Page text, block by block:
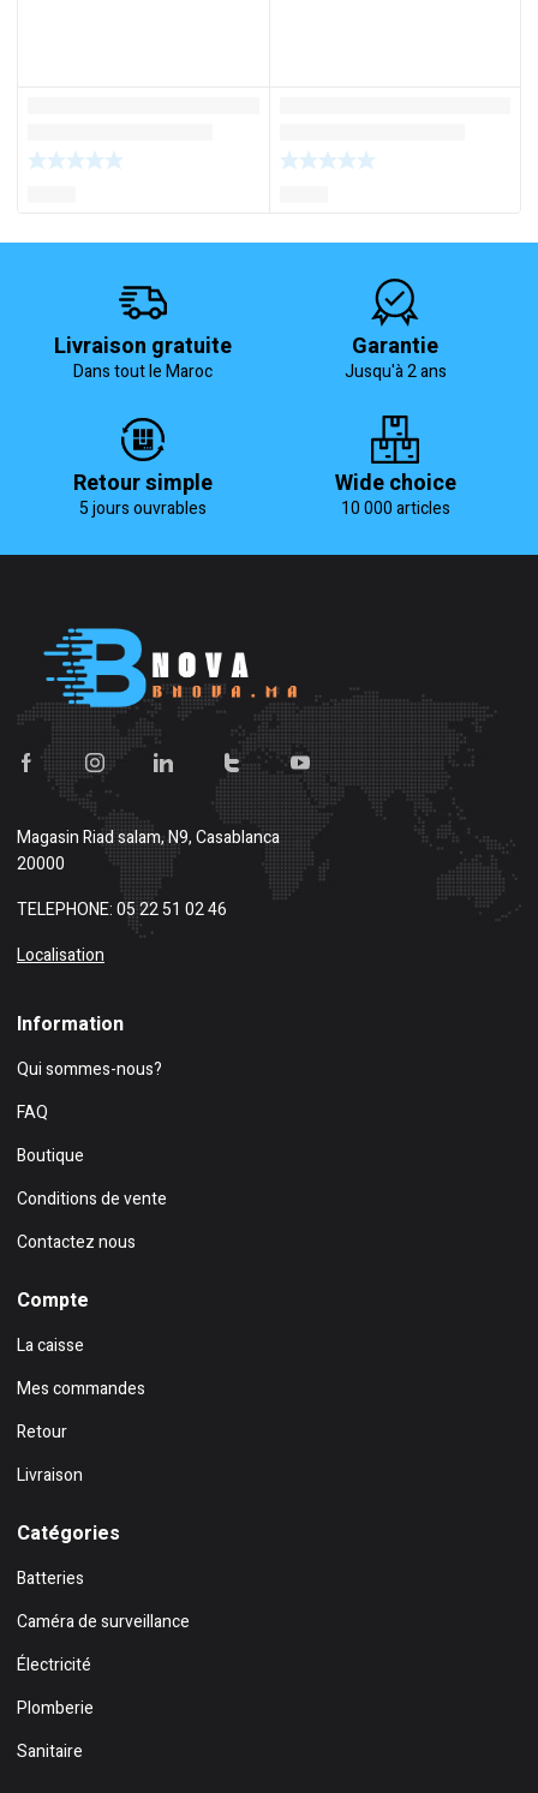
Livraison gratuite
Dans tout le Maroc
Garantie
Jusqu'à 2 ans
Retour simple
5 jours ouvrables
Wide choice
10 000 articles
MagasinRiad salam, N9, Casablanca
20000
TELEPHONE: 05 22 51 02 46
Localisation
Information
Qui sommes-nous?
FAQ
Boutique
Conditions de vente
Contactez nous
Compte
La caisse
Mes commandes
Retour
Livraison
Catégories
Batteries
Caméra de surveillance
Électricité
Plomberie
Sanitaire